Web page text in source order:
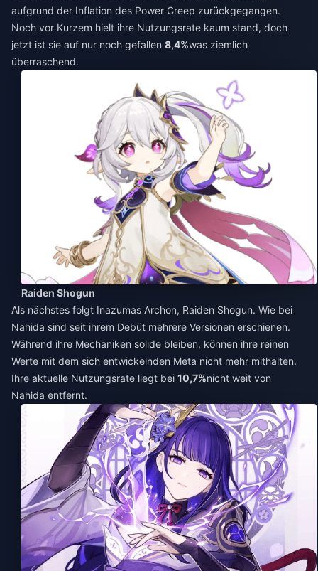
aufgrund der Inflation des Power Creep zurückgegangen.
Noch vor Kurzem hielt ihre Nutzungsrate kaum stand, doch
jetzt ist sie auf nur noch gefallen 8,4%was ziemlich
überraschend.
Raiden Shogun
Als nächstes folgt Inazumas Archon, Raiden Shogun. Wie bei
Nahida sind seit ihrem Debüt mehrere Versionen erschienen.
Während ihre Mechaniken solide bleiben, können ihre reinen
Werte mit dem sich entwickelnden Meta nicht mehr mithalten.
Ihre aktuelle Nutzungsrate liegt bei 10,7%nicht weit von
Nahida entfernt.